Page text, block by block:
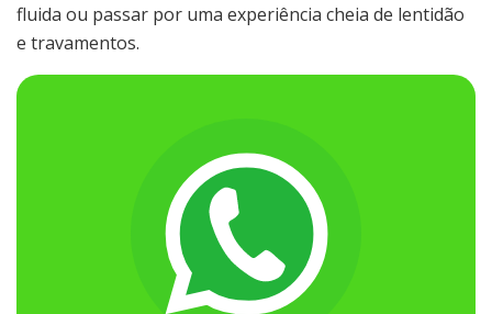
fluida ou passar por uma experiência cheia de lentidão
e travamentos.